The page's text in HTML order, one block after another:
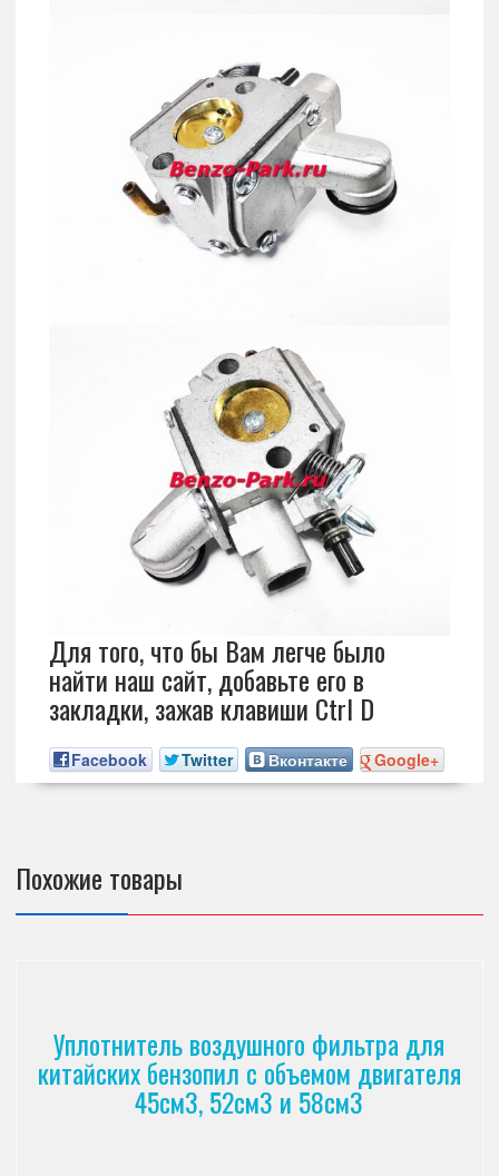
Для того, что бы Вам легче было
найти наш сайт, добавьте его в
закладки, зажав клавиши Ctrl D
Facebook Twitter Вконтакте Google+
Похожие товары
Уплотнитель воздушного фильтра для
китайских бензопил с объемом двигателя
45см3, 52см3 и 58см3